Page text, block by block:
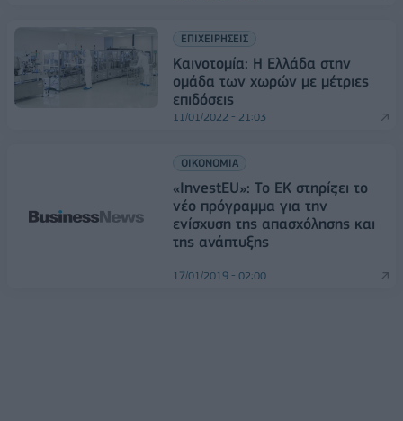
ΕΠΙΧΕΙΡΗΣΕΙΣ
Καινοτομία: H Ελλάδα στην
ομάδα των χωρών με μέτριες
επιδόσεις
11/01/2022 - 21:03
ΟΙΚΟΝΟΜΙΑ
«InvestEU»: Το ΕΚ στηρίζει το
νέο πρόγραμμα για την
ενίσχυση της απασχόλησης και
της ανάπτυξης
17/01/2019 - 02:00